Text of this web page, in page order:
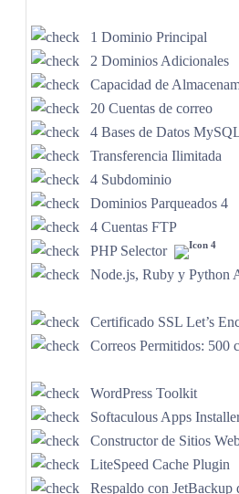
1 Dominio Principal
2 Dominios Adicionales
Capacidad de
20 Cuentas de correo
4 Bases de Datos
Transferencia Ilimitada
4 Subdominio
Dominios Parqueados 4
4 Cuentas FTP
PHP Selector
Node.js, Ruby y Python
Certificado SSL Let’s
Correos Permitidos: 500
WordPress Toolkit
Softaculous Apps
Constructor de Sitios
LiteSpeed Cache Plugin
Respaldo con JetBackup